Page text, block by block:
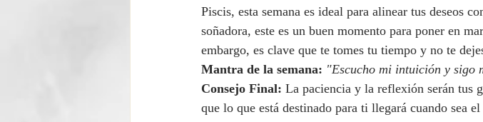
Piscis, esta semana es ideal para alinear tus deseos
soñadora, este es un buen momento para poner en
embargo, es clave que te tomes tu tiempo y no te
Mantra de la semana: "Escucho mi intuición y
Consejo Final: La paciencia y la reflexión serán tus
que lo que está destinado para ti llegará cuando sea